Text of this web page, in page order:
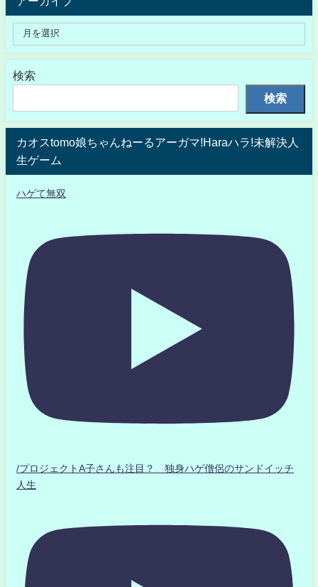
検索
検索
カオスtomo娘ちゃんねーるアーガマ!Haraハラ!未解決人
生ゲーム
ハゲて無双
/プロジェクトA子さんも注目？ 独身ハゲ僧侶のサンドイッチ
人生